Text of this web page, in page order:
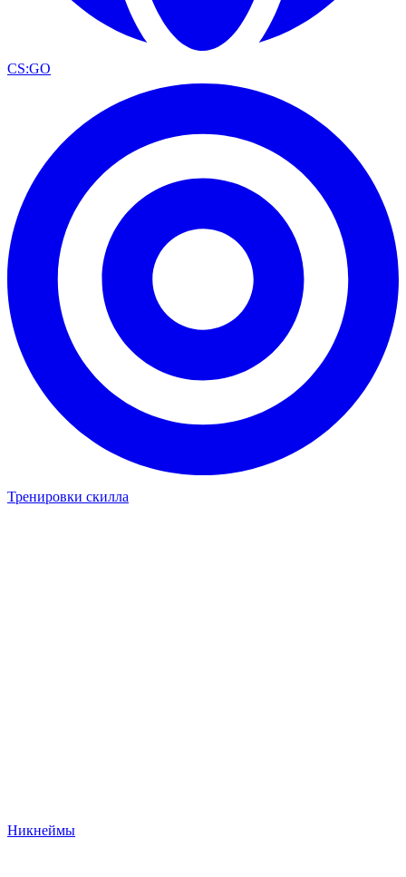
CS:GO
Тренировки скилла
Никнеймы